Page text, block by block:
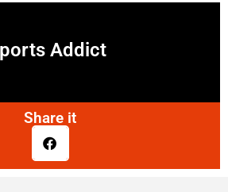
Addict
Share it